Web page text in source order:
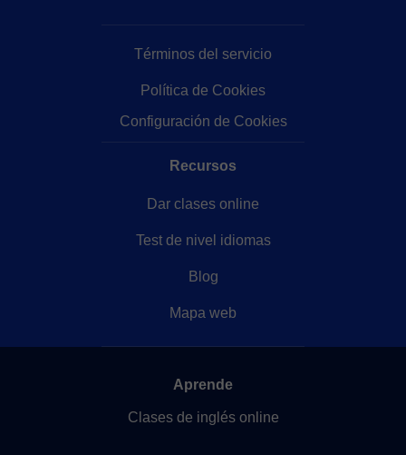
Términos del servicio
Política de Cookies
Configuración de Cookies
Recursos
Dar clases online
Test de nivel idiomas
Blog
Mapa web
Aprende
Clases de inglés online